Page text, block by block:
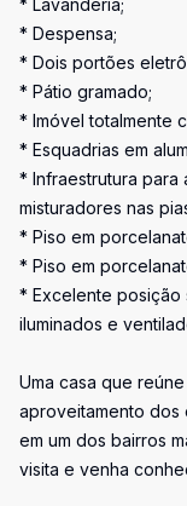
* Lavanderia;
* Despensa;
* Dois portões
* Pátio gramado;
* Imóvel totalmente
* Esquadrias em
* Infraestrutura para
misturadores nas
* Piso em
* Piso em
* Excelente posição
iluminados e
Uma casa que
aproveitamento dos
em um dos bairros
visita e venha